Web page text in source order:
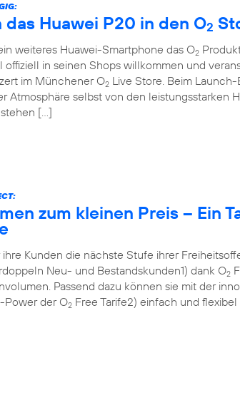
Huawei P20 in den O2
weiteres Huawei-Smartphone das O2
offiziell in seinen Shops willkommen und
im Münchener O2 Live Store. Beim
Atmosphäre selbst von den leistungsstarken
[…]
zum kleinen Preis – Ein
Kunden die nächste Stufe ihrer
Neu- und Bestandskunden1) dank O2
Passend dazu können sie mit der
Power der O2 Free Tarife2) einfach und